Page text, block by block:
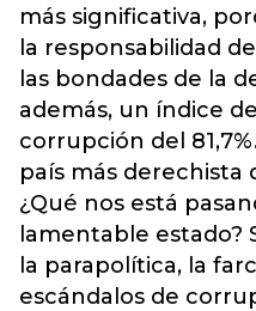
más significativa,
la responsabilidad
las bondades de la
además, un índice
corrupción del
país más
¿Qué nos está
lamentable estado?
la parapolítica, la
escándalos de